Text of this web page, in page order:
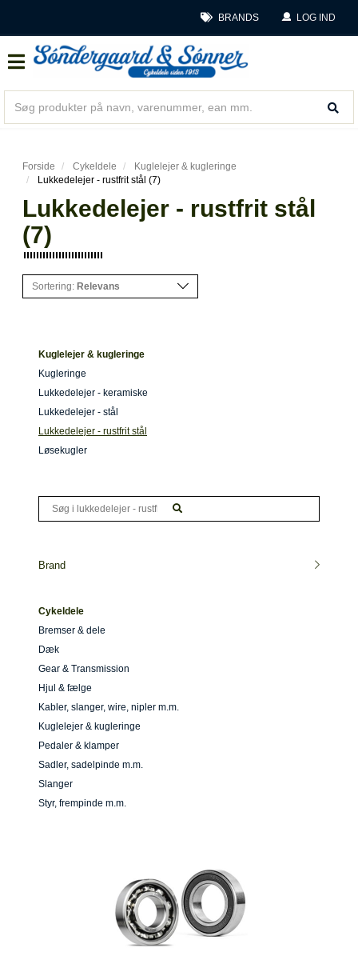
BRANDS LOG IND
Forside Cykeldele
Kuglelejer & kugleringe
Lukkedelejer - rustfrit stål (7)
Lukkedelejer - rustfrit stål
(7)
Sortering: Relevans
Kuglelejer & kugleringe
Kugleringe
Lukkedelejer - keramiske
Lukkedelejer - stål
Lukkedelejer - rustfrit stål
Løsekugler
Brand
Cykeldele
Bremser & dele
Dæk
Gear & Transmission
Hjul & fælge
Kabler, slanger, wire, nipler m.m.
Kuglelejer & kugleringe
Pedaler & klamper
Sadler, sadelpinde m.m.
Slanger
Styr, frempinde m.m.